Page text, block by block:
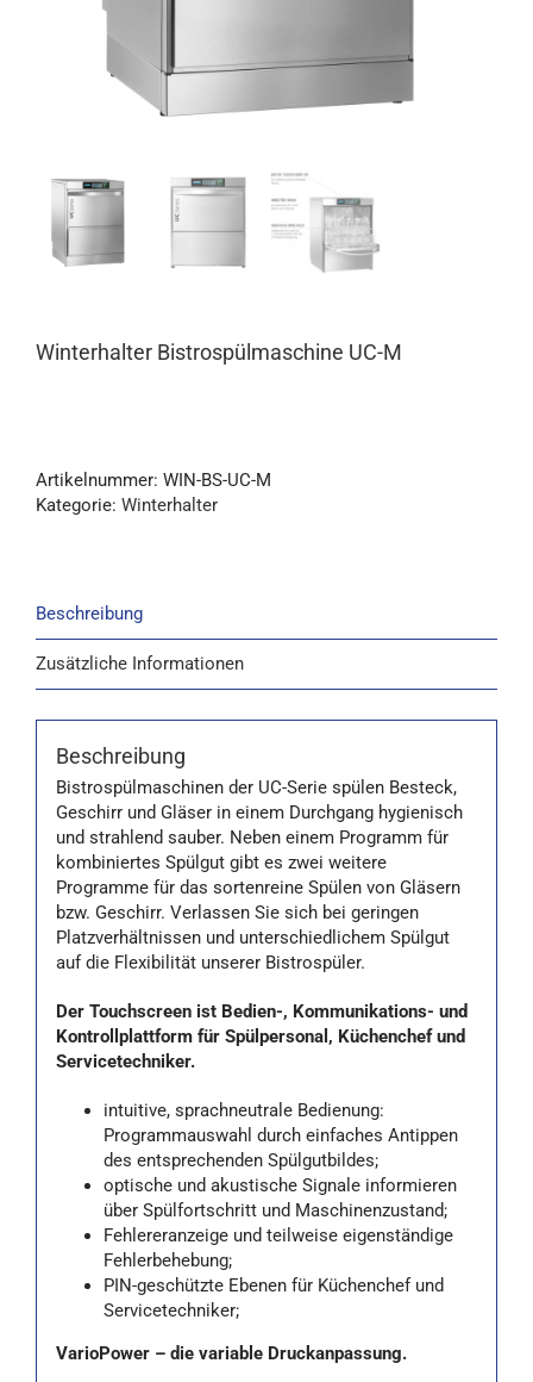
Winterhalter Bistrospülmaschine UC-M
Artikelnummer: WIN-BS-UC-M
Kategorie: Winterhalter
Beschreibung
Zusätzliche Informationen
Beschreibung
Bistrospülmaschinen der UC-Serie spülen Besteck,
Geschirr und Gläser in einem Durchgang hygienisch
und strahlend sauber. Neben einem Programm für
kombiniertes Spülgut gibt es zwei weitere
Programme für das sortenreine Spülen von Gläsern
bzw. Geschirr. Verlassen Sie sich bei geringen
Platzverhältnissen und unterschiedlichem Spülgut
auf die Flexibilität unserer Bistrospüler.
Der Touchscreen ist Bedien-, Kommunikations- und
Kontrollplattform für Spülpersonal, Küchenchef und
Servicetechniker.
intuitive, sprachneutrale Bedienung:
Programmauswahl durch einfaches Antippen
des entsprechenden Spülgutbildes;
optische und akustische Signale informieren
über Spülfortschritt und Maschinenzustand;
Fehlereranzeige und teilweise eigenständige
Fehlerbehebung;
PIN-geschützte Ebenen für Küchenchef und
Servicetechniker;
VarioPower – die variable Druckanpassung.